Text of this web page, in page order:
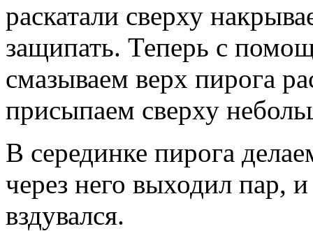
раскатали сверху
защипать. Теперь с
смазываем верх пирога
присыпаем сверху
В серединке пирога
через него выходил пар,
вздувался.